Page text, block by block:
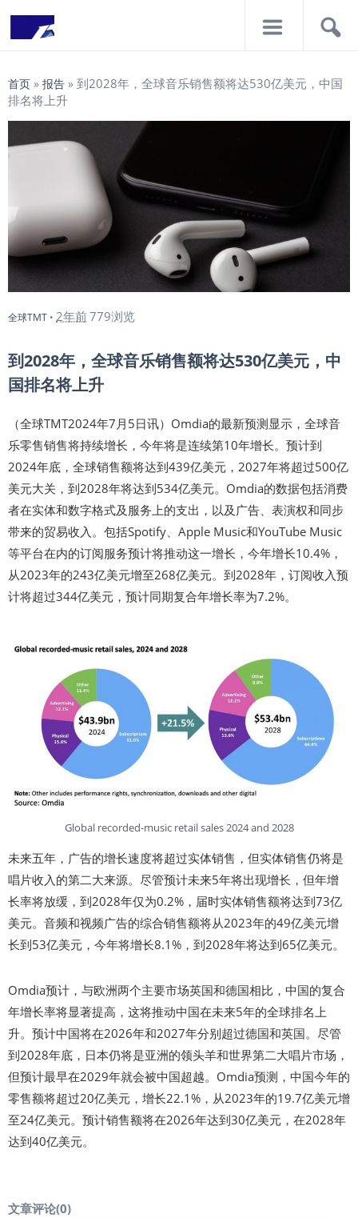
首页 » 报告 » 到2028年，全球音乐销售额将达530亿美元，中国
排名将上升
全球TMT • 2年前779浏览
到2028年，全球音乐销售额将达530亿美元，中
国排名将上升
（全球TMT2024年7月5日讯）Omdia的最新预测显示，全球音
乐零售销售将持续增长，今年将是连续第10年增长。预计到
2024年底，全球销售额将达到439亿美元，2027年将超过500亿
美元大关，到2028年将达到534亿美元。Omdia的数据包括消费
者在实体和数字格式及服务上的支出，以及广告、表演权和同步
带来的贸易收入。包括Spotify、Apple Music和YouTube Music
等平台在内的订阅服务预计将推动这一增长，今年增长10.4%，
从2023年的243亿美元增至268亿美元。到2028年，订阅收入预
计将超过344亿美元，预计同期复合年增长率为7.2%。
Global recorded-music retail sales 2024 and 2028
未来五年，广告的增长速度将超过实体销售，但实体销售仍将是
唱片收入的第二大来源。尽管预计未来5年将出现增长，但年增
长率将放缓，到2028年仅为0.2%，届时实体销售额将达到73亿
美元。音频和视频广告的综合销售额将从2023年的49亿美元增
长到53亿美元，今年将增长8.1%，到2028年将达到65亿美元。
Omdia预计，与欧洲两个主要市场英国和德国相比，中国的复合
年增长率将显著提高，这将推动中国在未来5年的全球排名上
升。预计中国将在2026年和2027年分别超过德国和英国。尽管
到2028年底，日本仍将是亚洲的领头羊和世界第二大唱片市场，
但预计最早在2029年就会被中国超越。Omdia预测，中国今年的
零售额将超过20亿美元，增长22.1%，从2023年的19.7亿美元增
至24亿美元。预计销售额将在2026年达到30亿美元，在2028年
达到40亿美元。
文章评论(0)